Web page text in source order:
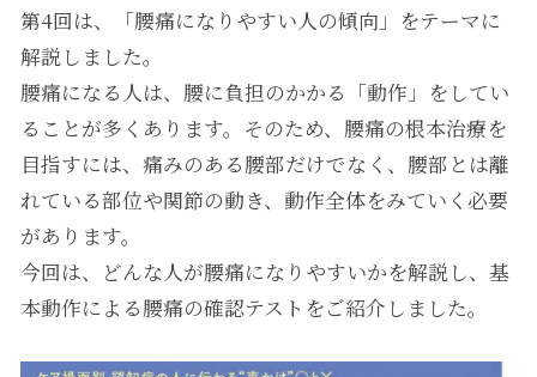
第4回は、「腰痛になりやすい人の傾向」をテーマに
解説しました。
腰痛になる人は、腰に負担のかかる「動作」をしてい
ることが多くあります。そのため、腰痛の根本治療を
目指すには、痛みのある腰部だけでなく、腰部とは離
れている部位や関節の動き、動作全体をみていく必要
があります。
今回は、どんな人が腰痛になりやすいかを解説し、基
本動作による腰痛の確認テストをご紹介しました。